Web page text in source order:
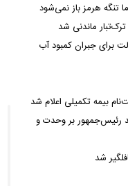
تنگه هرمز باز نمی‌شود
ترک‌تبار ماندنی شد
برای جبران کمبود آب
بیمه تکمیلی اعلام شد
رئیس‌جمهور بر وحدت و
شد